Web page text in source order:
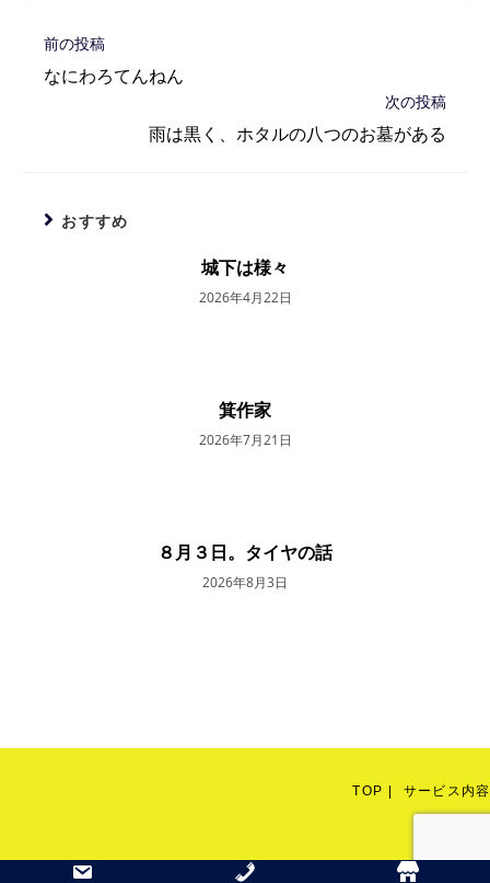
そ
他
む
前の投稿
なにわろてんねん
次の投稿
雨は黒く、ホタルの八つのお墓がある
おすすめ
城下は様々
2026年4月22日
箕作家
2026年7月21日
８月３日。タイヤの話
2026年8月3日
TOP サービス内